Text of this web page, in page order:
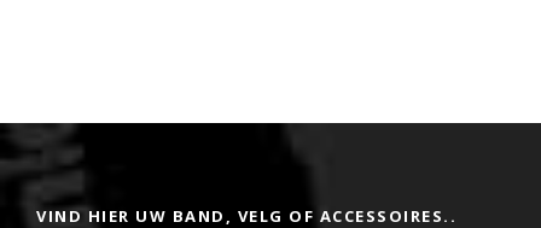
VIND HIER UW BAND, VELG OF ACCESSOIRES..